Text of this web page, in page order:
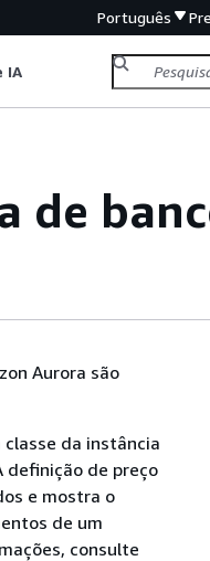
Português
IA
de
Aurora são
classe da instância
definição de preço
e mostra o
de um
consulte